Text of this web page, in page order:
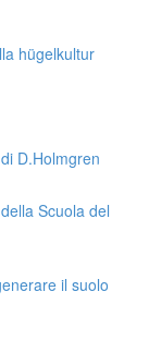
hügelkultur
D.Holmgren
Scuola del
il suolo